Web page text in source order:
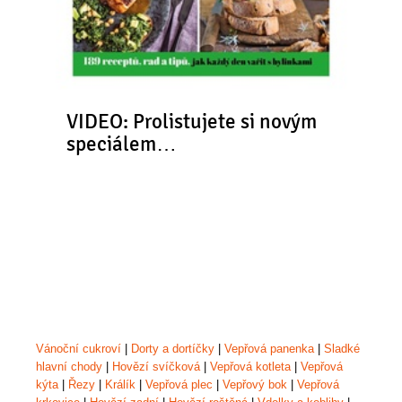
VIDEO: Prolistujete si novým
speciálem…
Vánoční cukroví Dorty a dortíčky Vepřová panenka| Sladké
hlavní chody
Hovězí svíčková| Vepřová kotleta| Vepřová
kýta| Řezy Králík Vepřová plec Vepřový bok
Vepřová